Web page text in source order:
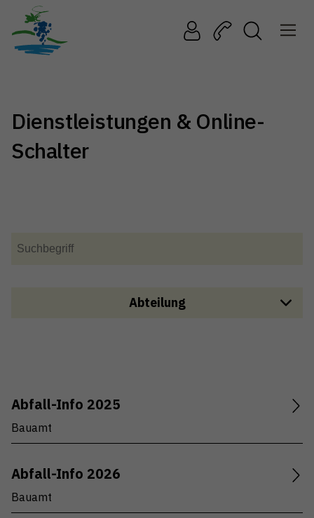
Dienstleistungen & Online-
Schalter
Abteilung
Technische Betriebe - Kundendienst (10)
Soziale Dienste Thal-Rheineck (2)
Schulverwaltung (7)
Abfall-Info 2025
Bauamt
Abfall-Info 2026
Bauamt